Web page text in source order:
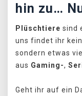
hin zu…
Plüschtiere sind
uns findet ihr
sondern etwas
aus Gaming-,
Geht ihr auf ein